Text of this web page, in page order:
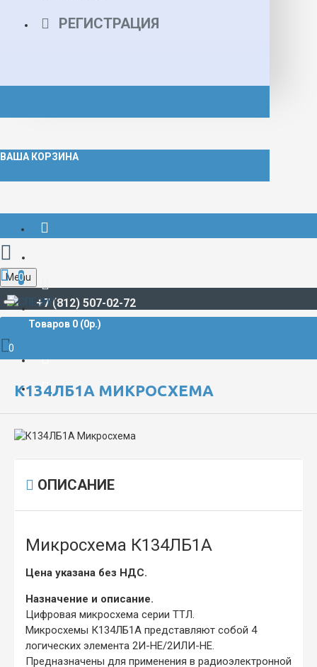
РЕГИСТРАЦИЯ
ВАША КОРЗИНА
+7 (812) 507-02-72
Menu
0
Товаров 0 (0р.)
0
РАДИОДЕТАЛИ И РАДИОЭЛЕКТРОННЫЕ КОМПОНЕНТЫ
К134ЛБ1А МИКРОСХЕМА
ОПИСАНИЕ
Микросхема К134ЛБ1А
Цена указана без НДС.
Назначение и описание.
Цифровая микросхема серии ТТЛ.
Микросхемы К134ЛБ1А представляют собой 4
логических элемента 2И-НЕ/2ИЛИ-НЕ.
Предназначены для применения в радиоэлектронной